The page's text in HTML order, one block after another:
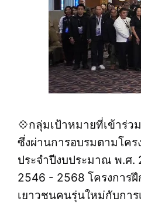
💠กลุ่มเป้าหมายที่เข้าร่
ซึ่งผ่านการอบรมตามโค
ประจำปีงบประมาณ พ.ศ.
2546 - 2568 โครงการ
เยาวชนคนรุ่นใหม่กับกา